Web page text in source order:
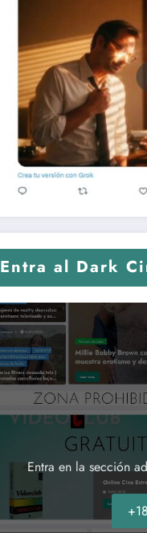
Entra al Dark
Entra en la sección
+18